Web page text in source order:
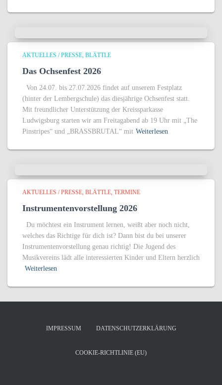
AKTUELLES / PRESSE BLÄTTLE
Das Ochsenfest 2026
Von 24.07. bis 27.07.2026 findet auf unserem Festplatz
(hinter der Lembergschule) das diesjährige Ochsenfest statt.
Mit freundlicher Unterstützung der Kreissparkasse
Ludwigsburg starten wir am Freitagabend ab 19 Uhr mit „The
Pinstripes“ und „BRASSBRUTAL“ mit Weiterlesen
AKTUELLES / PRESSE BLÄTTLE TERMINE
Instrumentenvorstellung 2026
Du möchtest ein Instrument lernen, weißt aber noch nicht,
welches das Richtige für dich ist? Dann bist du bei unserer
Instrumentenvorstellung genau richtig! Die Jugend des
Musikvereins lädt alle interessierten Kinder und Eltern herzlich
Weiterlesen
IMPRESSUM DATENSCHUTZERKLÄRUNG
COOKIE-RICHTLINIE (EU)